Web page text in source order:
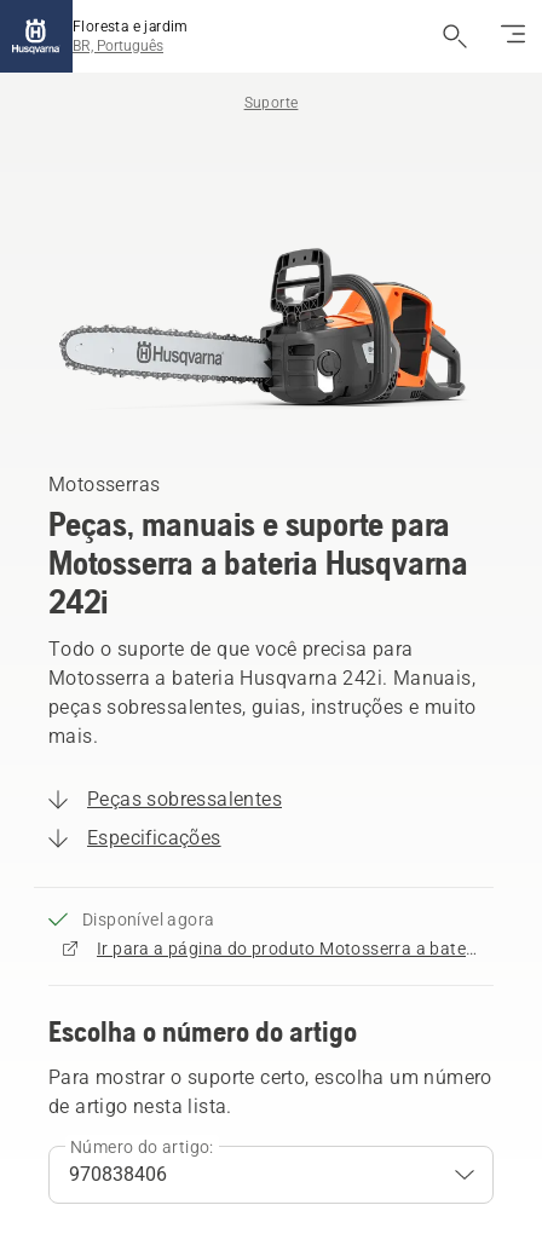
Floresta e jardim
BR, Português
Suporte
Motosserras
Peças, manuais e suporte para
Motosserra a bateria Husqvarna
242i
Todo o suporte de que você precisa para
Motosserra a bateria Husqvarna 242i. Manuais,
peças sobressalentes, guias, instruções e muito
mais.
Peças sobressalentes
Especificações
Disponível agora
Ir para a página do produto Motosserra a bateria Husqvarna 242i
Escolha o número do artigo
Para mostrar o suporte certo, escolha um número
de artigo nesta lista.
Número do artigo: